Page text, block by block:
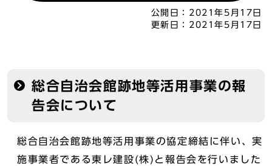
公開日： 2021年5月17日
更新日： 2021年5月17日
総合自治会館跡地等活用事業の報
告会について
総合自治会館跡地等活用事業の協定締結に伴い、実
施事業者である東レ建設(株)と報告会を行いました